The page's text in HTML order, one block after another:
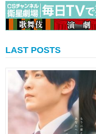
LAST POSTS